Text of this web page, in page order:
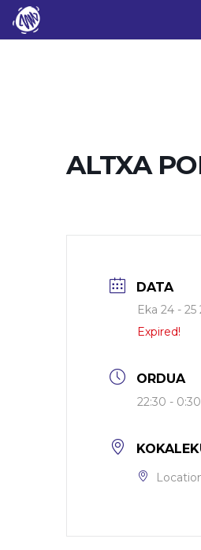
ALTXA
DATA
Eka 24 - 25
Expired!
ORDUA
22:30 - 0:30